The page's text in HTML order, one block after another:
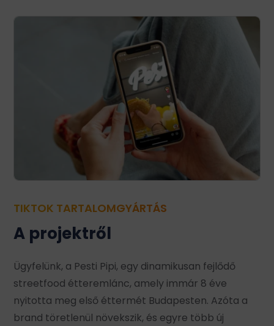
TIKTOK TARTALOMGYÁRTÁS
A projektről
Ügyfelünk, a Pesti Pipi, egy dinamikusan fejlődő
streetfood étteremlánc, amely immár 8 éve
nyitotta meg első éttermét Budapesten. Azóta a
brand töretlenül növekszik, és egyre több új